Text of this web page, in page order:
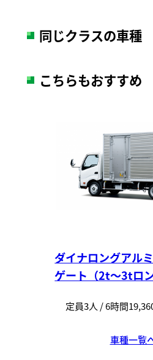
同じクラスの車種
こちらもおすすめ
ダイナロングアル
ゲート（2t～3tロン
定員3人 / 6時間
車種一覧